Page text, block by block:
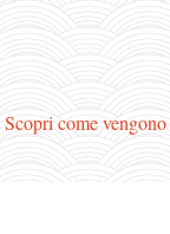
Scopri come vengono